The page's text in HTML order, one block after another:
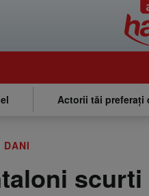
Actorii tăi preferați
DANI
scurti